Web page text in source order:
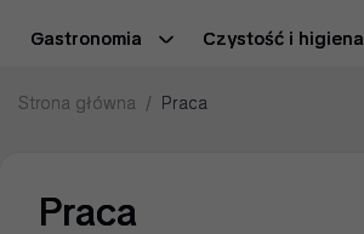
Gastronomia Czystość i higiena
Strona główna / Praca
Praca